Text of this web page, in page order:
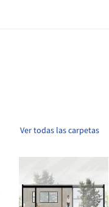
Ver todas las carpetas